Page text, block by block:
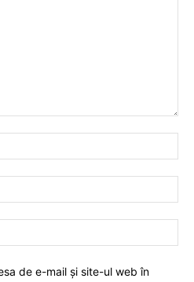
de e-mail și site-ul web în